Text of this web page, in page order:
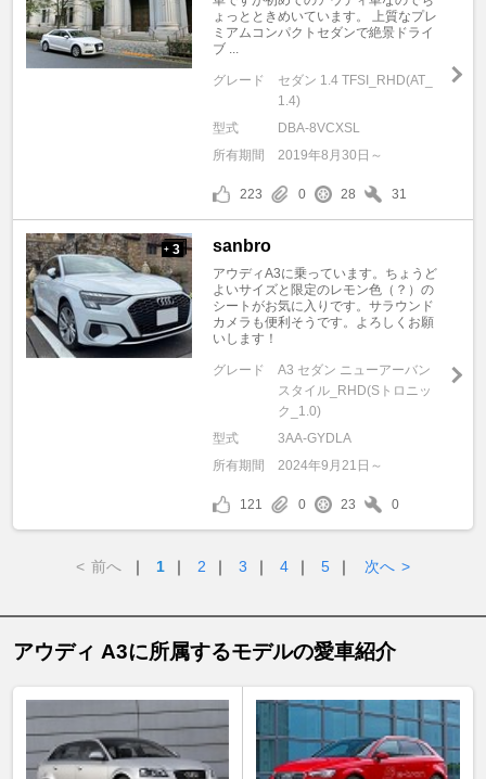
ょっとときめいています。 上質なプレ
ミアムコンパクトセダンで絶景ドライ
ブ ...
グレード
セダン 1.4 TFSI_RHD(AT_
1.4)
型式
DBA-8VCXSL
所有期間
2019年8月30日～
223 0 28 31
+ 3 sanbro
アウディA3に乗っています。ちょうど
よいサイズと限定のレモン色（？）の
シートがお気に入りです。サラウンド
カメラも便利そうです。よろしくお願
いします！
グレード
A3 セダン ニューアーバン
スタイル_RHD(Sトロニッ
ク_1.0)
型式
3AA-GYDLA
所有期間
2024年9月21日～
121 0 23 0
< 前へ ｜ 1 ｜ 2 ｜ 3 ｜ 4 ｜ 5 ｜ 次へ >
アウディ A3に所属するモデルの愛車紹介